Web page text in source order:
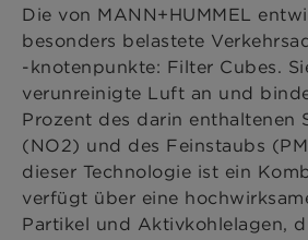
Die von MANN+HUMMEL
besonders belastete
-knotenpunkte: Filter Cubes.
verunreinigte Luft an und
Prozent des darin enthaltenen
(NO2) und des Feinstaubs
dieser Technologie ist ein
verfügt über eine
Partikel und Aktivkohlelagen,